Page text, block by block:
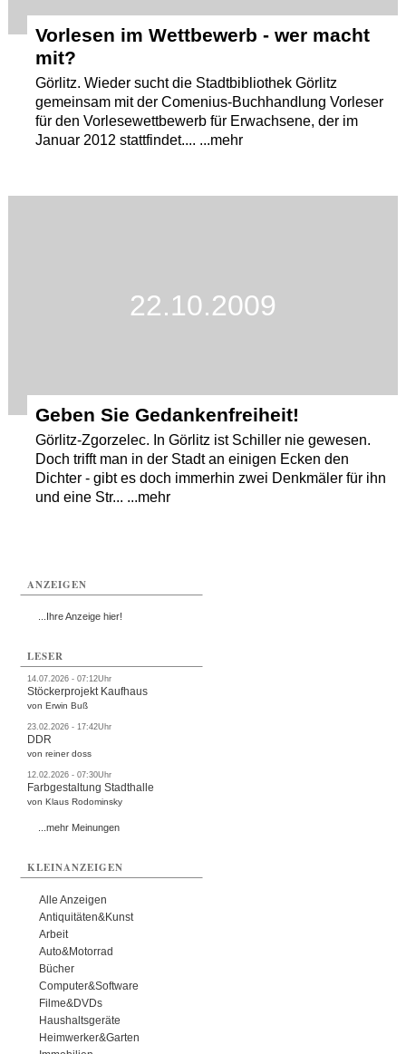
Vorlesen im Wettbewerb - wer macht
mit?
Görlitz. Wieder sucht die Stadtbibliothek Görlitz
gemeinsam mit der Comenius-Buchhandlung Vorleser
für den Vorlesewettbewerb für Erwachsene, der im
Januar 2012 stattfindet.... ...mehr
22.10.2009
Geben Sie Gedankenfreiheit!
Görlitz-Zgorzelec. In Görlitz ist Schiller nie gewesen.
Doch trifft man in der Stadt an einigen Ecken den
Dichter - gibt es doch immerhin zwei Denkmäler für ihn
und eine Str... ...mehr
ANZEIGEN
...Ihre Anzeige hier!
LESER
14.07.2026 - 07:12Uhr
Stöckerprojekt Kaufhaus
von Erwin Buß
23.02.2026 - 17:42Uhr
DDR
von reiner doss
12.02.2026 - 07:30Uhr
Farbgestaltung Stadthalle
von Klaus Rodominsky
...mehr Meinungen
KLEINANZEIGEN
Alle Anzeigen
Antiquitäten&Kunst
Arbeit
Auto&Motorrad
Bücher
Computer&Software
Filme&DVDs
Haushaltsgeräte
Heimwerker&Garten